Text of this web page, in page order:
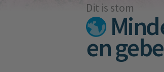
Dit is stom
en